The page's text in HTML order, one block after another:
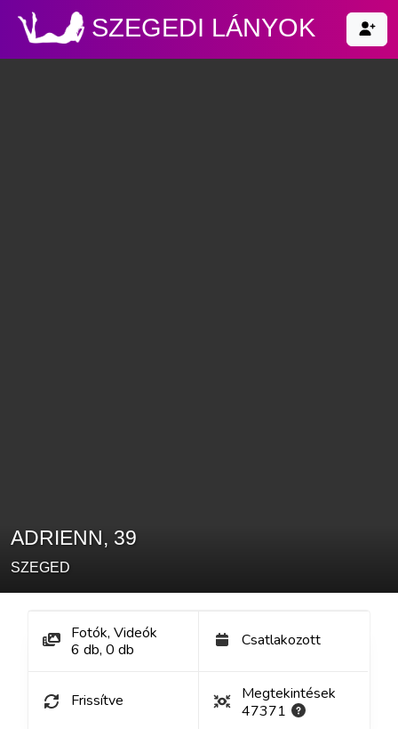
SZEGEDI LÁNYOK
ADRIENN, 39
SZEGED
Fotók, Videók
6 db, 0 db Csatlakozott
Frissítve
Megtekintések
47371